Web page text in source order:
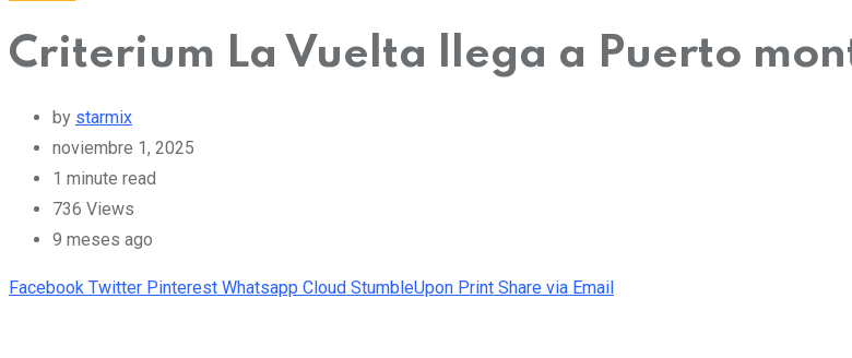
Criterium La Vuelta llega a Puerto
by starmix
noviembre 1, 2025
1 minute read
736 Views
9 meses ago
Facebook Twitter Pinterest Whatsapp Cloud StumbleUpon Print Share via Email